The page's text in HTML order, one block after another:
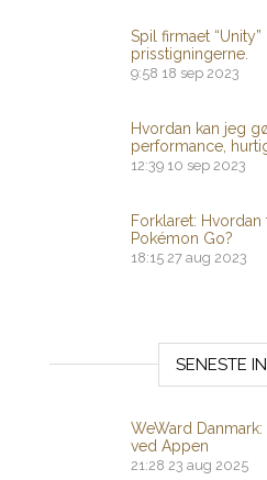
Spil firmaet
prisstigningerne.
9:58 18 sep 2023
Hvordan kan jeg
performance,
12:39 10 sep 2023
Forklaret:
Pokémon Go?
18:15 27 aug 2023
SENESTE
WeWard
ved Appen
21:28 23 aug 2025